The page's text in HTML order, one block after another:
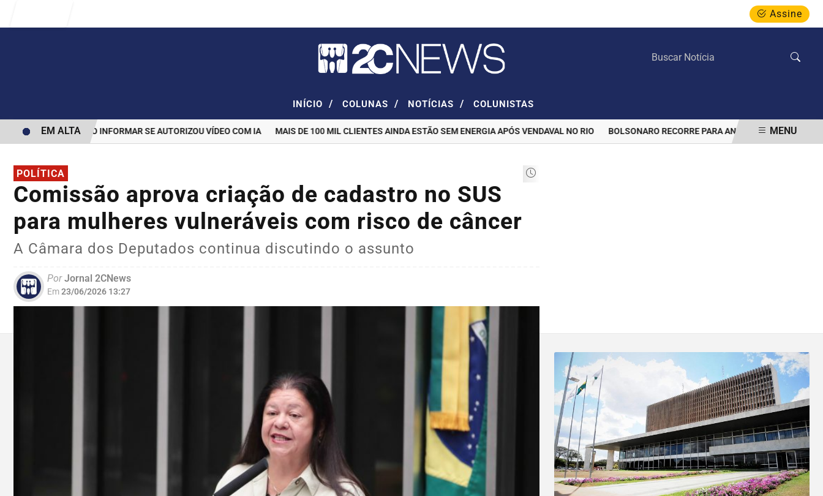
Assine
INÍCIO / COLUNAS / NOTÍCIAS / COLUNISTAS
PARA BOLSONARO INFORMAR SE AUTORIZOU VÍDEO COM IA MAIS DE 100 MIL CLIENTES AINDA ESTÃO SEM ENERGIA APÓS VENDAVAL NO RIO BOLSONARO RECORRE PARA ANULAR PROIBIÇÃO DE
EM ALTA MENU
POLÍTICA
Comissão aprova criação de cadastro no SUS
para mulheres vulneráveis com risco de câncer
A Câmara dos Deputados continua discutindo o assunto
PorJornal 2CNews
Em23/06/2026 13:27